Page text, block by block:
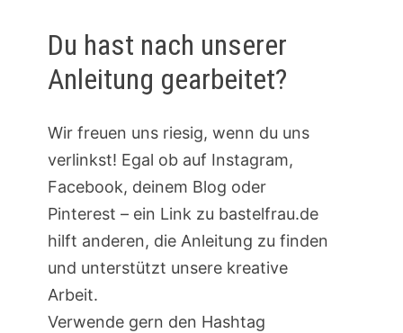
Du hast nach unserer
Anleitung gearbeitet?
Wir freuen uns riesig, wenn du uns
verlinkst! Egal ob auf Instagram,
Facebook, deinem Blog oder
Pinterest – ein Link zu bastelfrau.de
hilft anderen, die Anleitung zu finden
und unterstützt unsere kreative
Arbeit.
Verwende gern den Hashtag